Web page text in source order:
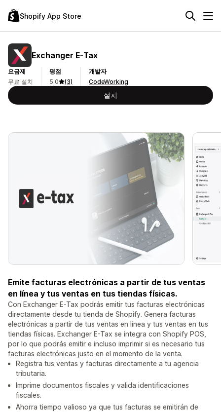
Shopify App Store
Exchanger E‑Tax
요금제
무료 설치
평점
5.0
(3)
개발자
CodeWorking
설치
Emite facturas electrónicas a partir de tus ventas
en línea y tus ventas en tus tiendas físicas.
Con Exchanger E-Tax podrás emitir tus facturas electrónicas
directamente desde tu tienda de Shopify. Genera facturas
electrónicas a partir de tus ventas en línea y tus ventas en tus
tiendas físicas. Exchanger E-Tax se integra con Shopify POS,
por lo que podrás emitir e incluso imprimir si es necesario tus
facturas electrónicas justo en el momento de la venta.
Registra tus ventas y facturas directamente a tu agencia
tributaria.
Imprime documentos fiscales y valida identificaciones
fiscales.
Ahorra tiempo valioso ya que tus facturas se emitirán de